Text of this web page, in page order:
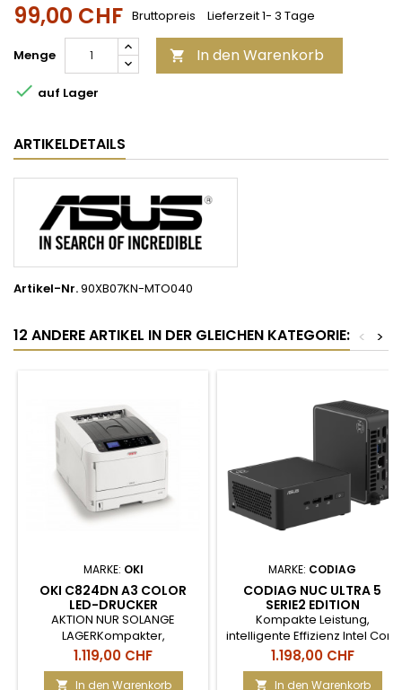
99,00 CHF Bruttopreis Lieferzeit 1- 3 Tage
Menge  In den Warenkorb
 auf Lager
ARTIKELDETAILS
Artikel-Nr.90XB07KN-MTO040
12 ANDERE ARTIKEL IN DER GLEICHEN KATEGORIE: >
<
MARKE: OKI
OKI C824DN A3 COLOR
LED-DRUCKER
AKTION NUR SOLANGE
LAGERKompakter,
netzwerkfähiger Farb-
Laserdrucker für Formate bis
A3 Hohe Druckqualität
Preis
1.119,00 CHF
 In den Warenkorb
MARKE: CODIAG
CODIAG NUC ULTRA 5
SERIE2 EDITION
Kompakte Leistung,
intelligente Effizienz Intel Core
Ultra 5 225H 14-Core-
Prozessor (bis 4.9 GHz) 16 GB
RAM, unterstützt bis zu 96 GB
Preis
1.198,00 CHF
 In den Warenkorb